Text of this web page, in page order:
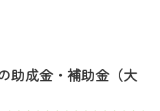
助成金・補助金（大